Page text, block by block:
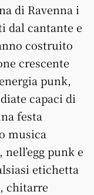
di Ravenna i
dal cantante e
costruito
crescente
punk,
capaci di
festa
musica
punk e
etichetta
chitarre